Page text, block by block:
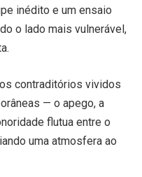
inédito e um ensaio
o lado mais vulnerável,
contraditórios vividos
— o apego, a
flutua entre o
uma atmosfera ao